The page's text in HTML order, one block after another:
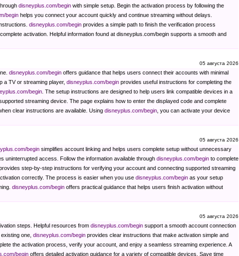
disneyplus.com/begin with simple setup. Begin the activation process by following the
begin helps you connect your account quickly and continue streaming without delays.
disneyplus.com/begin provides a simple path to finish the verification process
activation. Helpful information found at disneyplus.com/begin supports a smooth and
05 августа 2026
disneyplus.com/begin offers guidance that helps users connect their accounts with minimal
a TV or streaming player, disneyplus.com/begin provides useful instructions for completing the
begin . The setup instructions are designed to help users link compatible devices in a
streaming device. The page explains how to enter the displayed code and complete
clear instructions are available. Using disneyplus.com/begin , you can activate your device
05 августа 2026
begin simplifies account linking and helps users complete setup without unnecessary
uninterrupted access. Follow the information available through disneyplus.com/begin to complete
step-by-step instructions for verifying your account and connecting supported streaming
correctly. The process is easier when you use disneyplus.com/begin as your setup
disneyplus.com/begin offers practical guidance that helps users finish activation without
05 августа 2026
steps. Helpful resources from disneyplus.com/begin support a smooth account connection
one, disneyplus.com/begin provides clear instructions that make activation simple and
the activation process, verify your account, and enjoy a seamless streaming experience. A
begin offers detailed activation guidance for a variety of compatible devices. Save time